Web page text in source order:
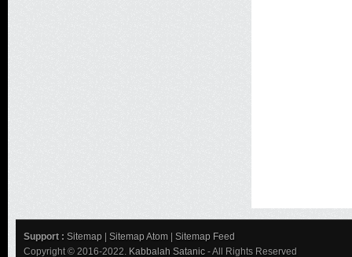
Support : Sitemap Sitemap Atom
Sitemap Feed
Copyright © 2016-2022. Kabbalah Satanic - All Rights Reserved